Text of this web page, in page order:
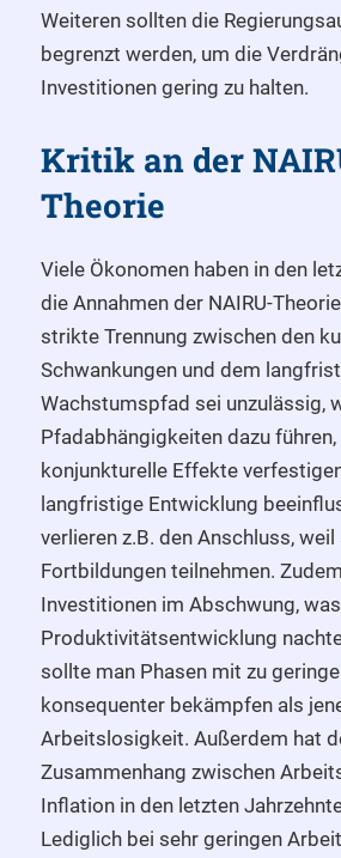
Weiteren sollten die
begrenzt werden, um die
Investitionen gering zu halten.
Kritik an der
Theorie
Viele Ökonomen haben in den
die Annahmen der NAIRU-
strikte Trennung zwischen den
Schwankungen und dem
Wachstumspfad sei unzulässig,
Pfadabhängigkeiten dazu
konjunkturelle Effekte
langfristige Entwicklung
verlieren z.B. den Anschluss,
Fortbildungen teilnehmen.
Investitionen im Abschwung,
Produktivitätsentwicklung
sollte man Phasen mit zu
konsequenter bekämpfen als
Arbeitslosigkeit. Außerdem hat
Zusammenhang zwischen
Inflation in den letzten
Lediglich bei sehr geringen